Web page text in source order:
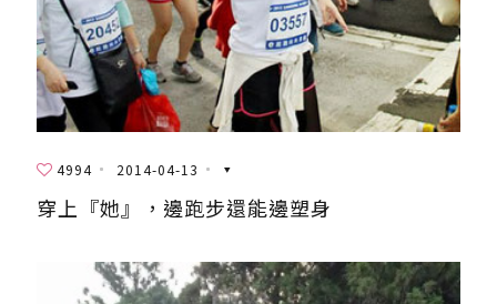
4994 2014-04-13
穿上『她』，邊跑步還能邊塑身